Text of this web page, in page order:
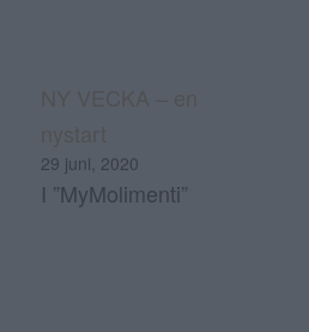
29 juni, 2020
I ”MyMolimenti”